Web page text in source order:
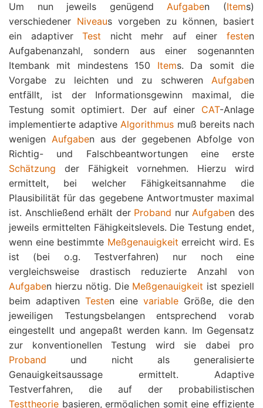
Um nun jeweils genügendAufgaben (Items)
verschiedener Niveaus vorgeben zu können, basiert
ein adaptiverTest nicht mehr auf einerfesten
Aufgabenanzahl, sondern aus einer sogenannten
Itembank mit mindestens 150 Items. Da somit die
Vorgabe zu leichten und zu schweren Aufgaben
entfällt, ist der Informationsgewinn maximal, die
Testung somit optimiert. Der auf einer CAT-Anlage
implementierte adaptiveAlgorithmus muß bereits nach
wenigen Aufgaben aus der gegebenen Abfolge von
Richtig- und Falschbeantwortungen eine erste
Schätzung der Fähigkeit vornehmen. Hierzu wird
ermittelt, bei welcher Fähigkeitsannahme die
Plausibilität für das gegebene Antwortmuster maximal
ist. Anschließend erhält der Proband nurAufgaben des
jeweils ermittelten Fähigkeitslevels. Die Testung endet,
wenn eine bestimmte Meßgenauigkeit erreicht wird. Es
ist (bei o.g. Testverfahren) nur noch eine
vergleichsweise drastisch reduzierte Anzahl von
Aufgaben hierzu nötig. Die Meßgenauigkeit ist speziell
beim adaptiven Testen eine variable Größe, die den
jeweiligen Testungsbelangen entsprechend vorab
eingestellt und angepaßt werden kann. Im Gegensatz
zur konventionellen Testung wird sie dabei pro
Proband und nicht als generalisierte
Genauigkeitsaussage ermittelt. Adaptive
Testverfahren, die auf der probabilistischen
Testtheorie basieren, ermöglichen somit eine effiziente